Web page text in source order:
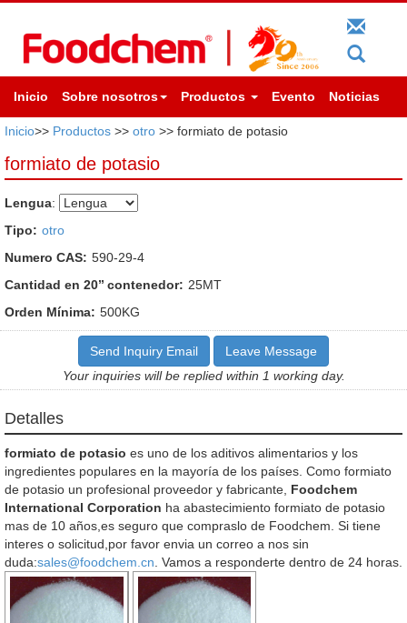
Inicio Sobre nosotros Productos Evento Noticias
Inicio>> Productos >> otro >> formiato de potasio
formiato de potasio
Lengua:
Tipo: otro
Numero CAS: 590-29-4
Cantidad en 20’’ contenedor: 25MT
Orden Mínima: 500KG
Send Inquiry Email
Leave Message
Your inquiries will be replied within 1 working day.
Detalles
formiato de potasio es uno de los aditivos alimentarios y los
ingredientes populares en la mayoría de los países. Como formiato
de potasio un profesional proveedor y fabricante, Foodchem
International Corporation ha abastecimiento formiato de potasio
mas de 10 años,es seguro que compraslo de Foodchem. Si tiene
interes o solicitud,por favor envia un correo a nos sin
duda:sales@foodchem.cn . Vamos a responderte dentro de 24 horas.